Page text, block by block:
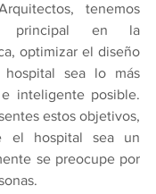
tenemos
principal en la
optimizar el diseño
sea lo más
inteligente posible.
estos objetivos,
el hospital sea un
se preocupe por